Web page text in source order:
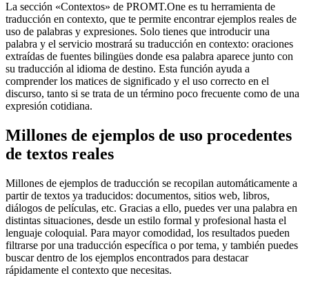
La sección «Contextos» de PROMT.One es tu herramienta de
traducción en contexto, que te permite encontrar ejemplos reales de
uso de palabras y expresiones. Solo tienes que introducir una
palabra y el servicio mostrará su traducción en contexto: oraciones
extraídas de fuentes bilingües donde esa palabra aparece junto con
su traducción al idioma de destino. Esta función ayuda a
comprender los matices de significado y el uso correcto en el
discurso, tanto si se trata de un término poco frecuente como de una
expresión cotidiana.
Millones de ejemplos de uso procedentes
de textos reales
Millones de ejemplos de traducción se recopilan automáticamente a
partir de textos ya traducidos: documentos, sitios web, libros,
diálogos de películas, etc. Gracias a ello, puedes ver una palabra en
distintas situaciones, desde un estilo formal y profesional hasta el
lenguaje coloquial. Para mayor comodidad, los resultados pueden
filtrarse por una traducción específica o por tema, y también puedes
buscar dentro de los ejemplos encontrados para destacar
rápidamente el contexto que necesitas.